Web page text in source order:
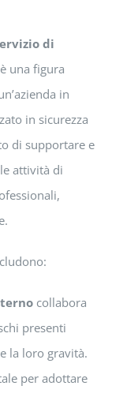
di
una figura
in
in sicurezza
di supportare e
attività di
collabora
presenti
la loro gravità.
per adottare